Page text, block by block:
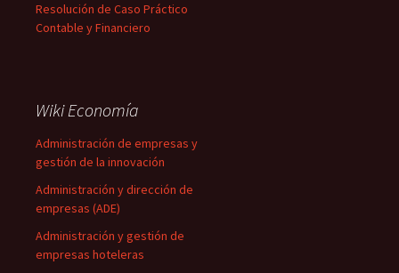
Resolución de Caso Práctico
Contable y Financiero
Wiki Economía
Administración de empresas y
gestión de la innovación
Administración y dirección de
empresas (ADE)
Administración y gestión de
empresas hoteleras